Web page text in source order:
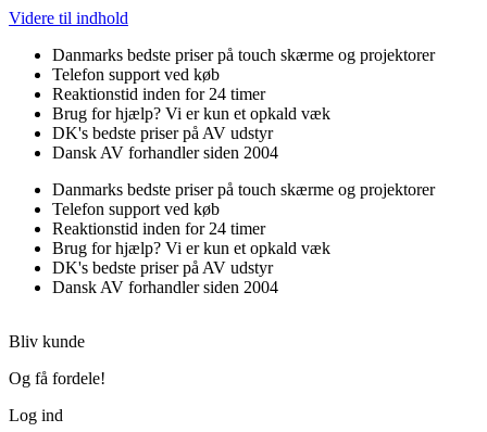
Videre til indhold
Danmarks bedste priser på touch skærme og projektorer
Telefon support ved køb
Reaktionstid inden for 24 timer
Brug for hjælp? Vi er kun et opkald væk
DK's bedste priser på AV udstyr
Dansk AV forhandler siden 2004
Danmarks bedste priser på touch skærme og projektorer
Telefon support ved køb
Reaktionstid inden for 24 timer
Brug for hjælp? Vi er kun et opkald væk
DK's bedste priser på AV udstyr
Dansk AV forhandler siden 2004
Bliv kunde
Og få fordele!
Log ind